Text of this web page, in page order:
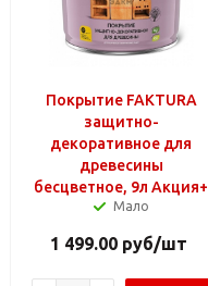
Покрытие FAKTURA
защитно-
декоративное для
древесины
бесцветное, 9л Акция+
Мало
1 499.00 руб/шт